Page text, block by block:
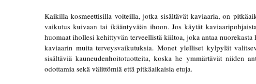
Kaikilla kosmeettisilla voiteilla, jotka sisältävät kaviaaria, on
vaikutus kuivaan tai ikääntyvään ihoon. Jos käytät
huomaat ihollesi kehittyvän terveellistä kiiltoa, joka antaa nuorekasta
kaviaarin muita terveysvaikutuksia. Monet ylelliset kylpylät
sisältäviä kauneudenhoitotuotteita, koska he ymmärtävät niiden
odottamia sekä välittömiä että pitkäaikaisia etuja.